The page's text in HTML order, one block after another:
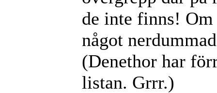
de inte finns! Om
något
(Denethor har
listan. Grrr.)